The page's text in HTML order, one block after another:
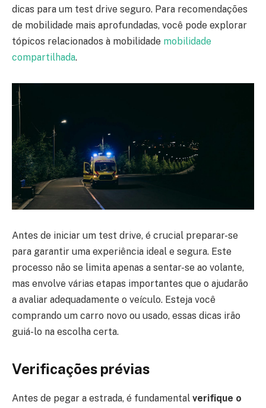
dicas para um test drive seguro. Para recomendações
de mobilidade mais aprofundadas, você pode explorar
tópicos relacionados à mobilidade mobilidade
compartilhada.
Antes de iniciar um test drive, é crucial preparar-se
para garantir uma experiência ideal e segura. Este
processo não se limita apenas a sentar-se ao volante,
mas envolve várias etapas importantes que o ajudarão
a avaliar adequadamente o veículo. Esteja você
comprando um carro novo ou usado, essas dicas irão
guiá-lo na escolha certa.
Verificações prévias
Antes de pegar a estrada, é fundamental verifique o